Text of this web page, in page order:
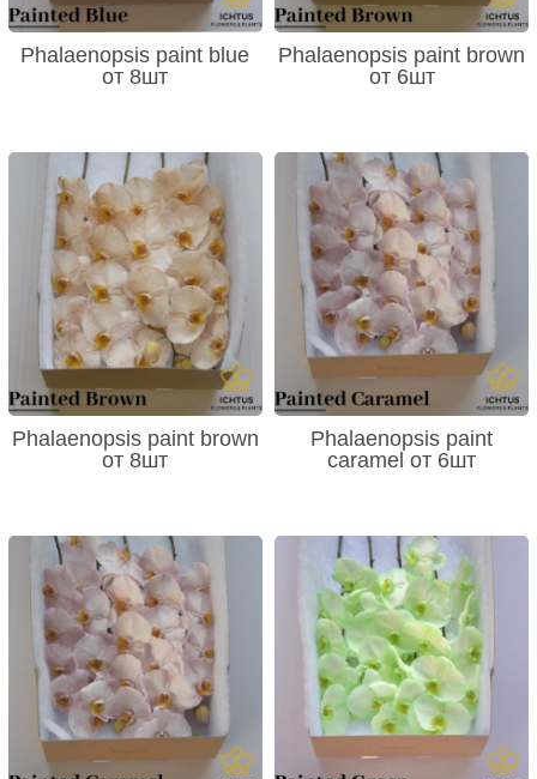
Phalaenopsis paint blue
от 8шт
Phalaenopsis paint brown
от 6шт
Phalaenopsis paint brown
от 8шт
Phalaenopsis paint
caramel от 6шт